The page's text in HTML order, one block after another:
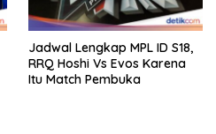
Jadwal Lengkap MPL ID S18,
RRQ Hoshi Vs Evos Karena
Itu Match Pembuka